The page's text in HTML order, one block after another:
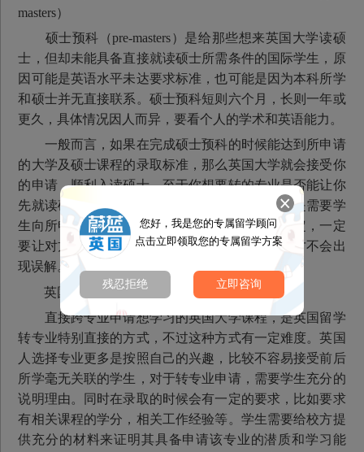
masters）
硕士预科（pre-masters）是给那些想来英国大学读硕
士，但却未能具备直接就读硕士所需条件的国际学生，原
因可能是英语水平未达要求标准，也可能是因为本科所学
和硕士并无直接联系。硕士预科短则六个月，长则一年或
更久，具体情况因人而异，要看个人的学术和英语能力。
一般而言，如果在完成硕士预科的时候能达到所申请
的大学及硕士课程的录取标准，那么英国大学就会接受你
的申请，顺利入读硕士。至于你想要转的专业是否能让你
先就读硕士预科，然后转专业就读硕士课程，还是需要学
生向所申请大学和专业的负责人亲自询问才能确定，一定
要让对方知道你转专业的计划和目标，沟通过程才不会出
现误解。
英国读研转专业途径三：直接跨专业申请
直接跨专业申请想学习的英国大学课程，是英国留学
转专业特别直接的方式，不过这种方式有一定难度。英国
人选择专业更多是按照自己的兴趣，比较不容易接受前后
所学毫无关联的学生，对于转专业申请，需要学生充分的
说明理由。同时在录取的时候会有一定的要求，比如要求
有相关课程的学分，相关工作经验等。学生需要给校方提
供充分的材料来证明其具备申请该专业的潜质和学习能
您好，我是您的专属留学顾问
点击立即领取您的专属留学方案
残忍拒绝 立即咨询